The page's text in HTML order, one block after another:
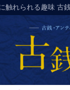
触れられる趣味 古